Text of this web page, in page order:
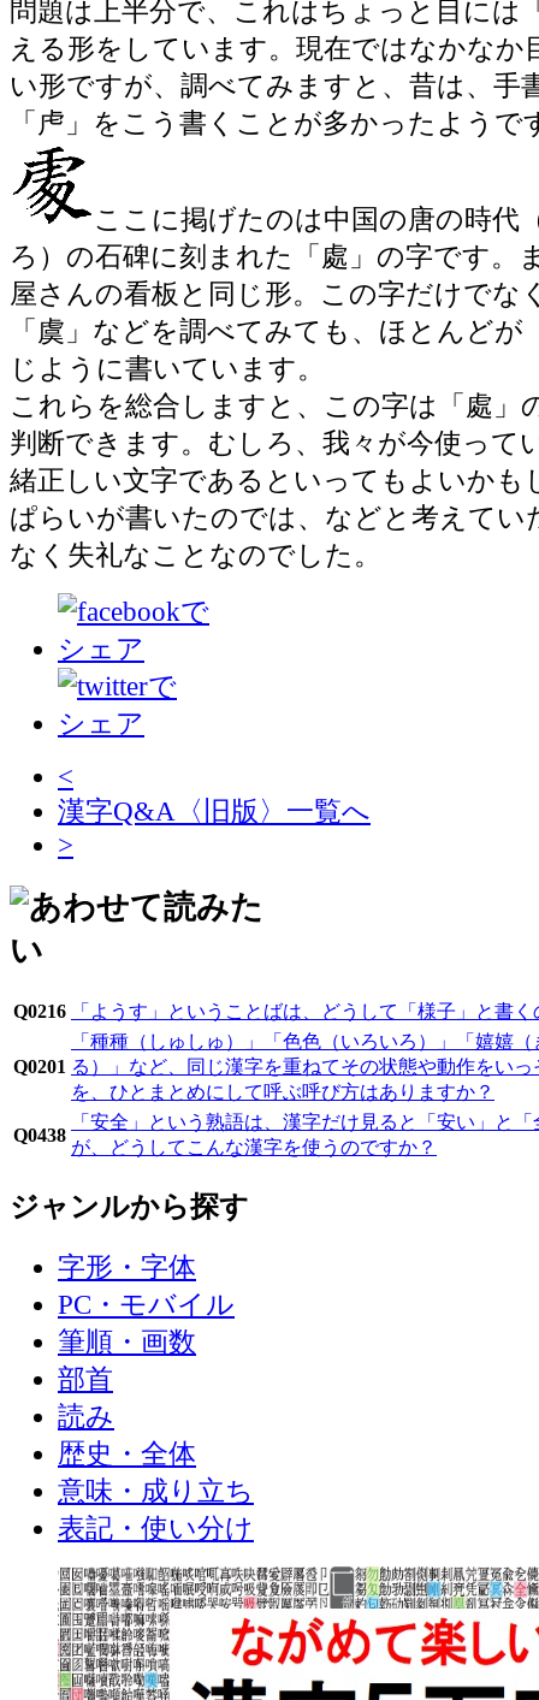
問題は上半分で、これはちょっと目には
える形をしています。現在ではなかなか
い形ですが、調べてみますと、昔は、手
「虍」をこう書くことが多かったようで
ここに掲げたのは中国の唐の時代
ろ）の石碑に刻まれた「處」の字です。
屋さんの看板と同じ形。この字だけでな
「虞」などを調べてみても、ほとんどが
じように書いています。
これらを総合しますと、この字は「處」
判断できます。むしろ、我々が今使って
緒正しい文字であるといってもよいかも
ぱらいが書いたのでは、などと考えてい
なく失礼なことなのでした。
<
漢字Q&A〈旧版〉一覧へ
>
Q0216 「ようす」ということばは、どうして「様子」と書
Q0201
「種種（しゅしゅ）」「色色（いろいろ）」「嬉嬉
る）」など、同じ漢字を重ねてその状態や動作をい
を、ひとまとめにして呼ぶ呼び方はありますか？
Q0438
「安全」という熟語は、漢字だけ見ると「安い」と
が、どうしてこんな漢字を使うのですか？
ジャンルから探す
字形・字体
PC・モバイル
筆順・画数
部首
読み
歴史・全体
意味・成り立ち
表記・使い分け